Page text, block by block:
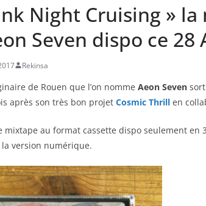
Night Cruising »
Seven dispo ce 28
Rekinsa
de Rouen que l’on nomme Aeon Seven
après son très bon projet Cosmic Thrill en
mixtape au format cassette dispo seulement en
version numérique.